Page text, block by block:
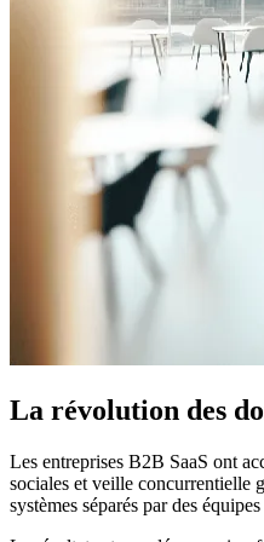
La révolution des
Les entreprises B2B SaaS ont
sociales et veille concurrentielle
systèmes séparés par des équipes